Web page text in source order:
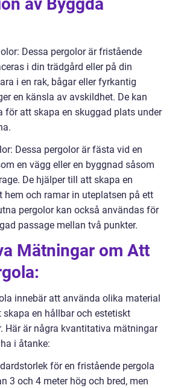
av Byggda
Dessa pergolor är fristående
i din trädgård eller på din
i en rak, bågar eller fyrkantig
en känsla av avskildhet. De kan
för att skapa en skuggad plats under
Dessa pergolor är fästa vid en
en vägg eller en byggnad såsom
De hjälper till att skapa en
och ramar in uteplatsen på ett
pergolor kan också användas för
passage mellan två punkter.
Mätningar om Att
innebär att använda olika material
en hållbar och estetiskt
Här är några kvantitativa mätningar
i åtanke:
för en fristående pergola
3 och 4 meter hög och bred, men